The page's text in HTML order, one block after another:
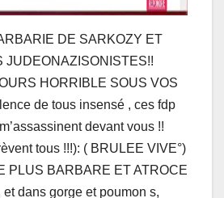
DE SARKOZY ET
JUDEONAZISONISTES!!
HORRIBLE SOUS VOS
de tous insensé , ces fdp
devant vous !!
tous !!!): ( BRULEE VIVE°)
PLUS BARBARE ET ATROCE
dans gorge et poumon s,